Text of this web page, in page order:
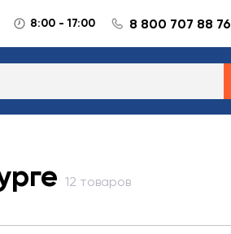
8:00 - 17:00 8 800 707 88 76
12 товаров